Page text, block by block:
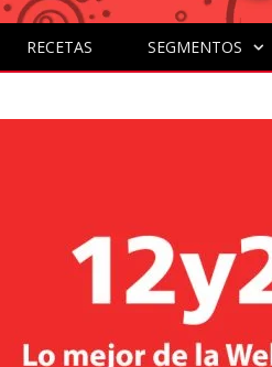
RECETAS SEGMENTOS